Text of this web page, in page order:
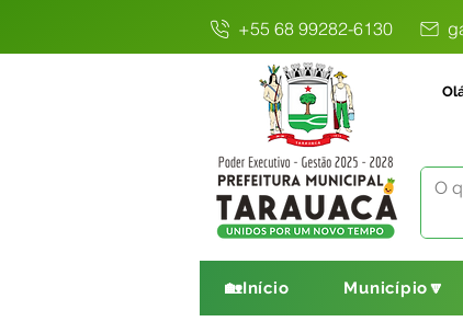
+55 68 99282-6130
🏡Início Município🔽